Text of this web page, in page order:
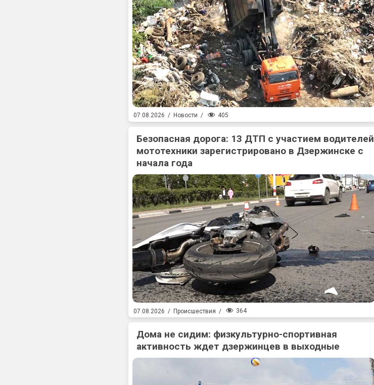
07.08.2026 / Новости / 405
Безопасная дорога: 13 ДТП с участием водителей
мототехники зарегистрировано в Дзержинске с
начала года
07.08.2026 / Происшествия / 364
Дома не сидим: физкультурно-спортивная
активность ждет дзержинцев в выходные